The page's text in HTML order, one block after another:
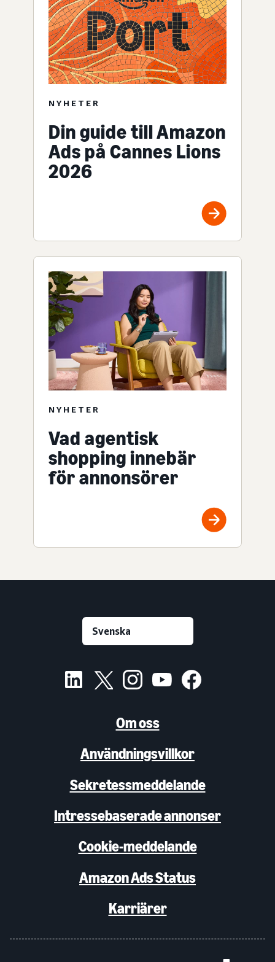
NYHETER
Din guide till Amazon
Ads på Cannes Lions
2026
NYHETER
Vad agentisk
shopping innebär
för annonsörer
Om oss
Användningsvillkor
Sekretessmeddelande
Intressebaserade annonser
Cookie-meddelande
Amazon Ads Status
Karriärer